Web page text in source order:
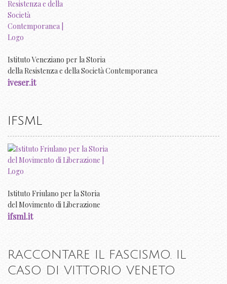
Istituto Veneziano per la Storia
della Resistenza e della Società Contemporanea
iveser.it
IFSML
Istituto Friulano per la Storia
del Movimento di Liberazione
ifsml.it
RACCONTARE IL FASCISMO. IL
CASO DI VITTORIO VENETO